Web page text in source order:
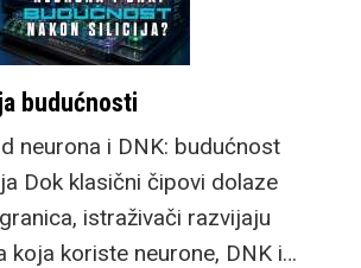
budućnosti
neurona i DNK: budućnost
Dok klasični čipovi dolaze
istraživači razvijaju
koja koriste neurone, DNK i…